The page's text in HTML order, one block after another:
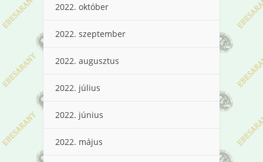
2022. október
2022. szeptember
2022. augusztus
2022. július
2022. június
2022. május